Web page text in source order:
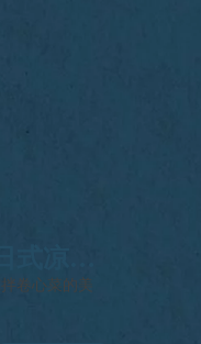
卷心菜的美